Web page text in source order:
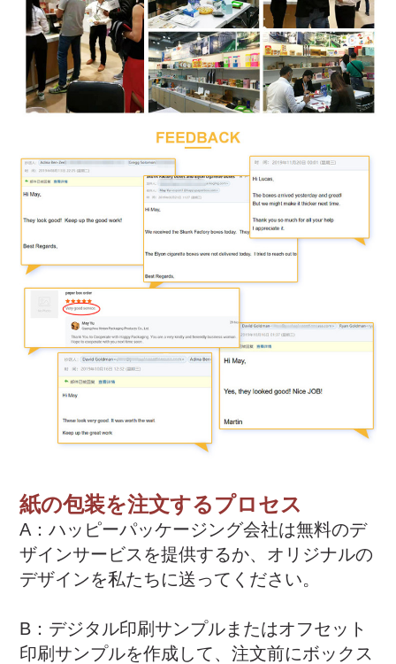
紙の包装を注文するプロセス
A：ハッピーパッケージング会社は無料のデ
ザインサービスを提供するか、オリジナルの
デザインを私たちに送ってください。
B：デジタル印刷サンプルまたはオフセット
印刷サンプルを作成して、注文前にボックス